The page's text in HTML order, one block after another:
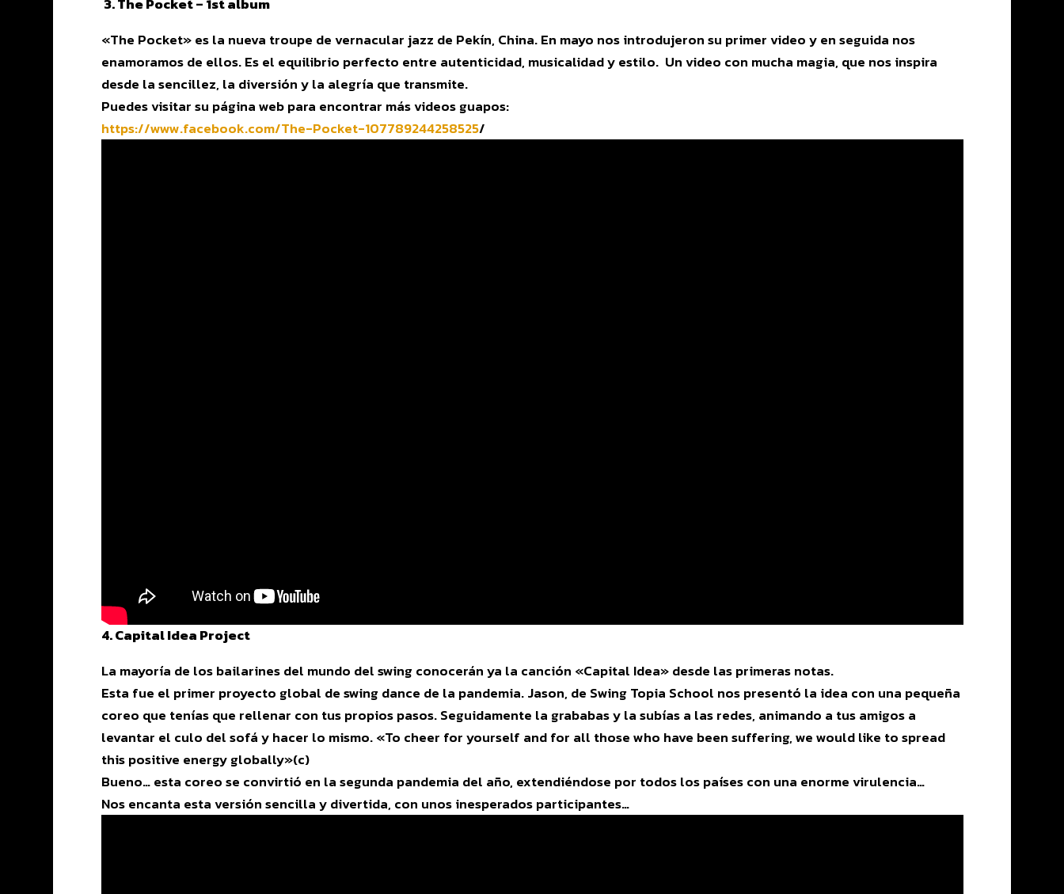
«The Pocket» es la nueva troupe de vernacular jazz de Pekín, China. En mayo nos introdujeron su primer video y en seguida nos
enamoramos de ellos. Es el equilibrio perfecto entre autenticidad, musicalidad y estilo. Un video con mucha magia, que nos inspira
desde la sencillez, la diversión y la alegría que transmite.
Puedes visitar su página web para encontrar más videos guapos:
https://www.facebook.com/The-Pocket-107789244258525/
4. Capital Idea Project
La mayoría de los bailarines del mundo del swing conocerán ya la canción «Capital Idea» desde las primeras notas.
Esta fue el primer proyecto global de swing dance de la pandemia. Jason, de Swing Topia School nos presentó la idea con una pequeña
coreo que tenías que rellenar con tus propios pasos. Seguidamente la grababas y la subías a las redes, animando a tus amigos a
levantar el culo del sofá y hacer lo mismo. «To cheer for yourself and for all those who have been suffering, we would like to spread
this positive energy globally»(c)
Bueno… esta coreo se convirtió en la segunda pandemia del año, extendiéndose por todos los países con una enorme virulencia…
Nos encanta esta versión sencilla y divertida, con unos inesperados participantes…